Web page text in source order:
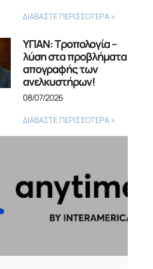
ΔΙΑΒΑΣΤΕ ΠΕΡΙΣΣΟΤΕΡΑ »
ΥΠΑΝ: Τροπολογία –
λύση στα προβλήματα
απογραφής των
ανελκυστήρων!
08/07/2026
ΔΙΑΒΑΣΤΕ ΠΕΡΙΣΣΟΤΕΡΑ »